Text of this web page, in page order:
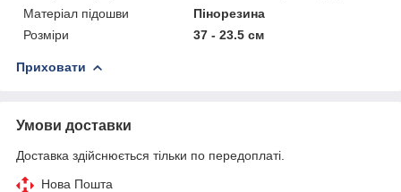
Матеріал підошви
Пінорезина
Розміри
37 - 23.5 см
Приховати
Умови доставки
Доставка здійснюється тільки по передоплаті.
Нова Пошта